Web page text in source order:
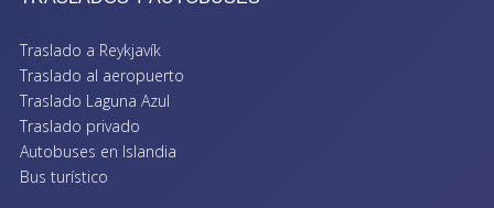
Traslado a Reykjavík
Traslado al aeropuerto
Traslado Laguna Azul
Traslado privado
Autobuses en Islandia
Bus turístico